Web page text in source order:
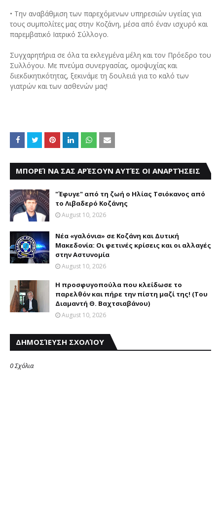
• Την αναβάθμιση των παρεχόμενων υπηρεσιών υγείας για
τους συμπολίτες μας στην Κοζάνη, μέσα από έναν ισχυρό και
παρεμβατικό Ιατρικό Σύλλογο.
Συγχαρητήρια σε όλα τα εκλεγμένα μέλη και τον Πρόεδρο του
Συλλόγου. Με πνεύμα συνεργασίας, ομοψυχίας και
διεκδικητικότητας, ξεκινάμε τη δουλειά για το καλό των
γιατρών και των ασθενών μας!
ΜΠΟΡΕΊ ΝΑ ΣΑΣ ΑΡΈΣΟΥΝ ΑΥΤΈΣ ΟΙ ΑΝΑΡΤΉΣΕΙΣ
"Έφυγε" από τη ζωή ο Ηλίας Τσιόκανος από
το Λιβαδερό Κοζάνης
August 10, 2026
Νέα «γαλόνια» σε Κοζάνη και Δυτική
Μακεδονία: Οι φετινές κρίσεις και οι αλλαγές
στην Αστυνομία
August 10, 2026
Η προσφυγοπούλα που κλείδωσε το
παρελθόν και πήρε την πίστη μαζί της! (Του
Διαμαντή Θ. Βαχτσιαβάνου)
August 10, 2026
ΔΗΜΟΣΊΕΥΣΗ ΣΧΟΛΊΟΥ
0 Σχόλια